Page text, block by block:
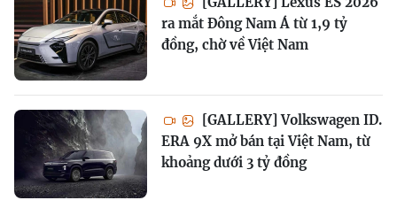
ra mắt Đông Nam Á từ 1,9 tỷ
đồng, chờ về Việt Nam
[GALLERY] Volkswagen ID.
ERA 9X mở bán tại Việt Nam, từ
khoảng dưới 3 tỷ đồng